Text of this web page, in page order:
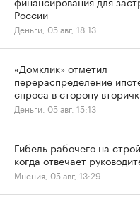
России
Деньги, 05 авг, 18:13
«Домклик» отметил
перераспределение
спроса в сторону
Деньги, 05 авг, 15:13
Гибель рабочего на
когда отвечает
Мнения, 05 авг, 13:29